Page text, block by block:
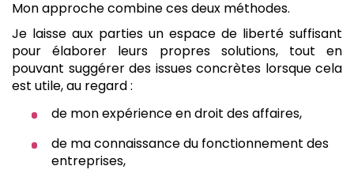
Mon approche combine ces deux méthodes.
Je laisse aux parties un espace de liberté suffisant
pour élaborer leurs propres solutions, tout en
pouvant suggérer des issues concrètes lorsque cela
est utile, au regard :
de mon expérience en droit des affaires,
de ma connaissance du fonctionnement des
entreprises,